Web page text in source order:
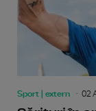
Sport | extern 02